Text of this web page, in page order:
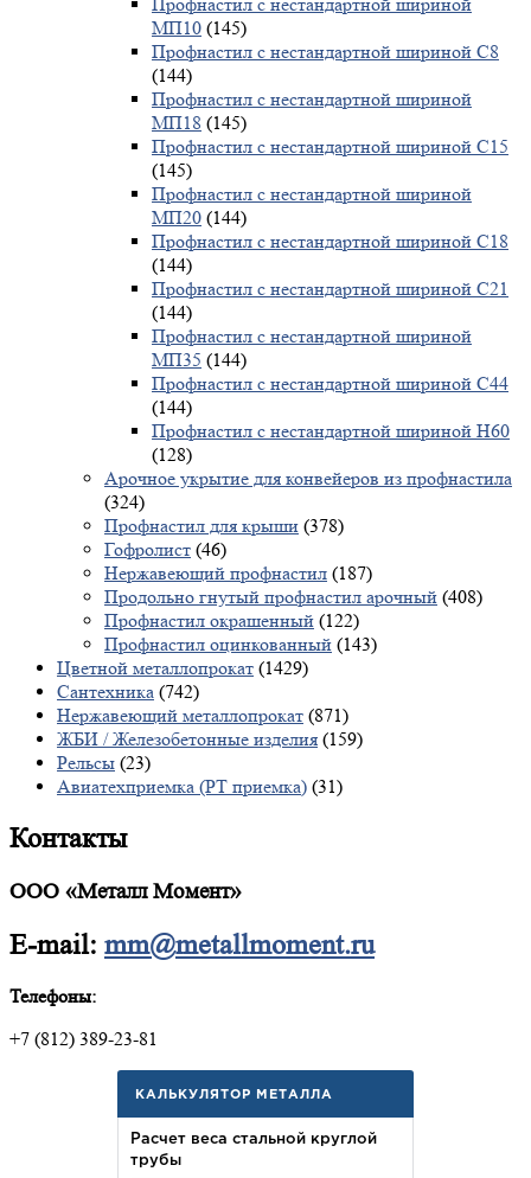
МП10 (145)
Профнастил с нестандартной шириной С8
(144)
Профнастил с нестандартной шириной
МП18 (145)
Профнастил с нестандартной шириной С15
(145)
Профнастил с нестандартной шириной
МП20 (144)
Профнастил с нестандартной шириной С18
(144)
Профнастил с нестандартной шириной С21
(144)
Профнастил с нестандартной шириной
МП35 (144)
Профнастил с нестандартной шириной С44
(144)
Профнастил с нестандартной шириной Н60
(128)
Арочное укрытие для конвейеров из профнастила
(324)
Профнастил для крыши (378)
Гофролист (46)
Нержавеющий профнастил (187)
Продольно гнутый профнастил арочный (408)
Профнастил окрашенный (122)
Профнастил оцинкованный (143)
Цветной металлопрокат (1429)
Сантехника (742)
Нержавеющий металлопрокат (871)
ЖБИ / Железобетонные изделия (159)
Рельсы (23)
Авиатехприемка (РТ приемка) (31)
Контакты
ООО «Металл Момент»
E-mail: mm@metallmoment.ru
Телефоны:
+7 (812) 389-23-81